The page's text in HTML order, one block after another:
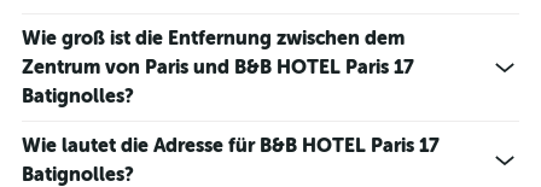
Wie groß ist die Entfernung zwischen dem
Zentrum von Paris und B&B HOTEL Paris 17
Batignolles?
Wie lautet die Adresse für B&B HOTEL Paris 17
Batignolles?